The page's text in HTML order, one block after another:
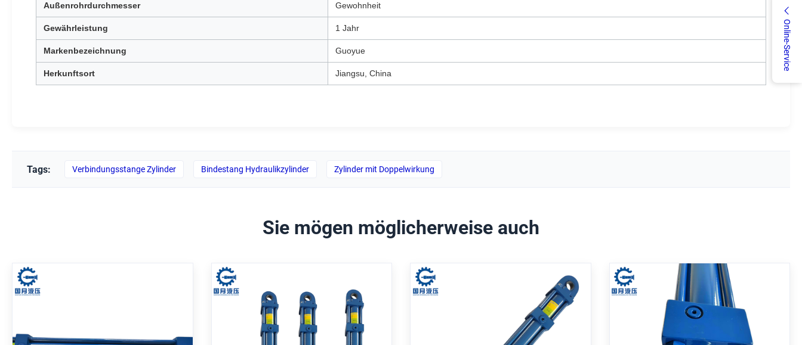
Online-Service
Außenrohrdurchmesser Gewohnheit
Gewährleistung 1 Jahr
Markenbezeichnung Guoyue
Herkunftsort Jiangsu, China
Tags: Verbindungsstange Zylinder Bindestang Hydraulikzylinder Zylinder mit Doppelwirkung
Sie mögen möglicherweise auch
Professioneller
doppelwirkender
Hartchromplattierte,
doppelwirkende,
Hartverchromter
doppeltwirkender